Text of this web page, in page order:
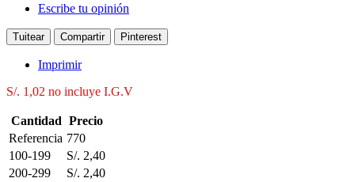
Escribe tu opinión
Tuitear Compartir Pinterest
Imprimir
S/. 1,02 no incluye I.G.V
Cantidad Precio
Referencia 770
100-199
S/. 2,40
200-299
S/. 2,40